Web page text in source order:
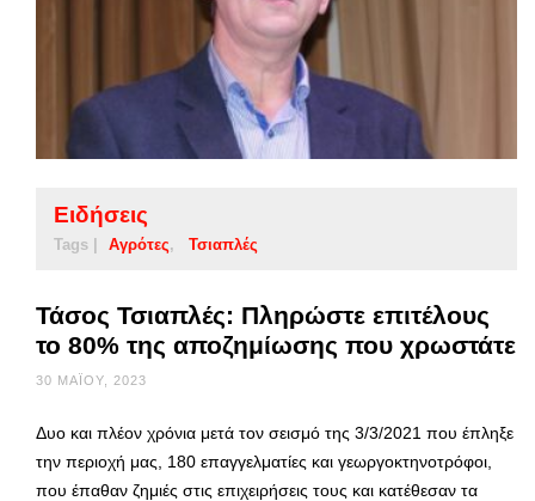
Ειδήσεις
Tags | Αγρότες Τσιαπλές
Τάσος Τσιαπλές: Πληρώστε επιτέλους
το 80% της αποζημίωσης που χρωστάτε
30 ΜΑΪ́ΟΥ, 2023
Δυο και πλέον χρόνια μετά τον σεισμό της 3/3/2021 που έπληξε
την περιοχή μας, 180 επαγγελματίες και γεωργοκτηνοτρόφοι,
που έπαθαν ζημιές στις επιχειρήσεις τους και κατέθεσαν τα